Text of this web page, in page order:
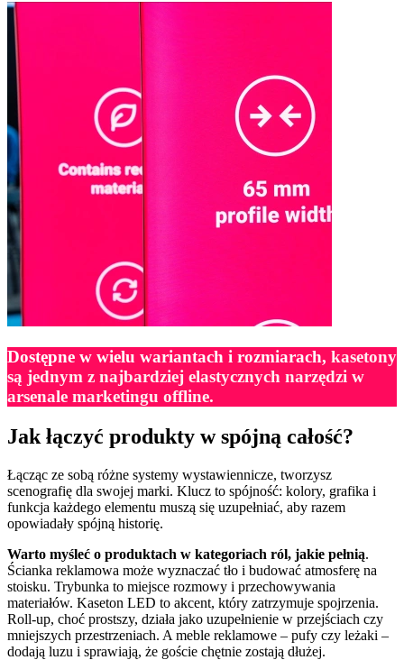
Dostępne w wielu wariantach i rozmiarach, kasetony
są jednym z najbardziej elastycznych narzędzi w
arsenale marketingu offline.
Jak łączyć produkty w spójną całość?
Łącząc ze sobą różne systemy wystawiennicze, tworzysz
scenografię dla swojej marki. Klucz to spójność: kolory, grafika i
funkcja każdego elementu muszą się uzupełniać, aby razem
opowiadały spójną historię.
Warto myśleć o produktach w kategoriach ról, jakie pełnią.
Ścianka reklamowa może wyznaczać tło i budować atmosferę na
stoisku. Trybunka to miejsce rozmowy i przechowywania
materiałów. Kaseton LED to akcent, który zatrzymuje spojrzenia.
Roll-up, choć prostszy, działa jako uzupełnienie w przejściach czy
mniejszych przestrzeniach. A meble reklamowe – pufy czy leżaki –
dodają luzu i sprawiają, że goście chętnie zostają dłużej.